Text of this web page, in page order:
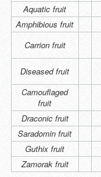
Aquatic fruit
Amphibious fruit
Carrion fruit
Diseased fruit
Camouflaged
fruit
Draconic fruit
Saradomin fruit
Guthix fruit
Zamorak fruit